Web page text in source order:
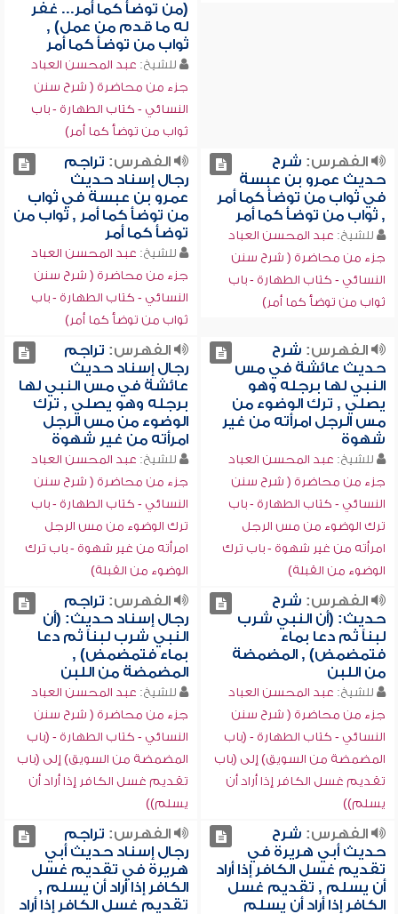
(من توضأ كما أمر... غفر
له ما قدم من عمل) ,
ثواب من توضأ كما أمر
للشيخ: عبد المحسن العباد
جزء من محاضرة ( شرح سنن
النسائي - كتاب الطهارة - باب
ثواب من توضأ كما أمر)
الفهرس: شرح
حديث عمرو بن عبسة
في ثواب من توضأ كما أمر
, ثواب من توضأ كما أمر
للشيخ: عبد المحسن العباد
جزء من محاضرة ( شرح سنن
النسائي - كتاب الطهارة - باب
ثواب من توضأ كما أمر)
الفهرس: تراجم
رجال إسناد حديث
عمرو بن عبسة في ثواب
من توضأ كما أمر , ثواب من
توضأ كما أمر
للشيخ: عبد المحسن العباد
جزء من محاضرة ( شرح سنن
النسائي - كتاب الطهارة - باب
ثواب من توضأ كما أمر)
الفهرس: شرح
حديث عائشة في مس
النبي لها برجله وهو
يصلي , ترك الوضوء من
مس الرجل امرأته من غير
شهوة
للشيخ: عبد المحسن العباد
جزء من محاضرة ( شرح سنن
النسائي - كتاب الطهارة - باب
ترك الوضوء من مس الرجل
امرأته من غير شهوة - باب ترك
الوضوء من القبلة)
الفهرس: تراجم
رجال إسناد حديث
عائشة في مس النبي لها
برجله وهو يصلي , ترك
الوضوء من مس الرجل
امرأته من غير شهوة
للشيخ: عبد المحسن العباد
جزء من محاضرة ( شرح سنن
النسائي - كتاب الطهارة - باب
ترك الوضوء من مس الرجل
امرأته من غير شهوة - باب ترك
الوضوء من القبلة)
الفهرس: شرح
حديث: (أن النبي شرب
لبناً ثم دعا بماء
فتمضمض) , المضمضة
من اللبن
للشيخ: عبد المحسن العباد
جزء من محاضرة ( شرح سنن
النسائي - كتاب الطهارة - (باب
المضمضة من السويق) إلى (باب
تقديم غسل الكافر إذا أراد أن
يسلم))
الفهرس: تراجم
رجال إسناد حديث: (أن
النبي شرب لبناً ثم دعا
بماء فتمضمض) ,
المضمضة من اللبن
للشيخ: عبد المحسن العباد
جزء من محاضرة ( شرح سنن
النسائي - كتاب الطهارة - (باب
المضمضة من السويق) إلى (باب
تقديم غسل الكافر إذا أراد أن
يسلم))
الفهرس: شرح
حديث أبي هريرة في
تقديم غسل الكافر إذا أراد
أن يسلم , تقديم غسل
الكافر إذا أراد أن يسلم
الفهرس: تراجم
رجال إسناد حديث أبي
هريرة في تقديم غسل
الكافر إذا أراد أن يسلم ,
تقديم غسل الكافر إذا أراد